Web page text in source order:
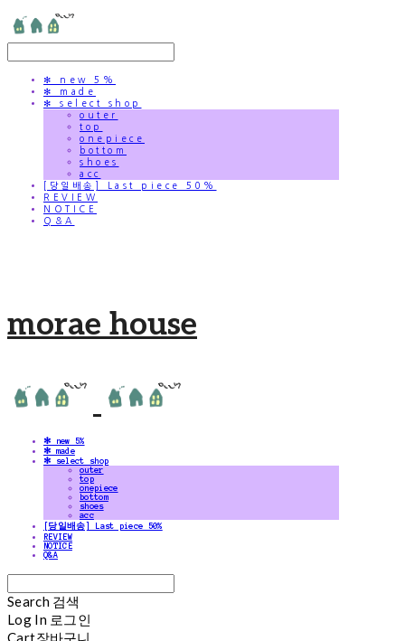
✻ new 5%
✻ made
✻ select shop
outer
top
onepiece
bottom
shoes
acc
[당일배송] Last piece 50%
REVIEW
NOTICE
Q&A
morae house
✻ new 5%
✻ made
✻ select shop
outer
top
onepiece
bottom
shoes
acc
[당일배송] Last piece 50%
REVIEW
NOTICE
Q&A
Search 검색
Log In 로그인
Cart장바구니